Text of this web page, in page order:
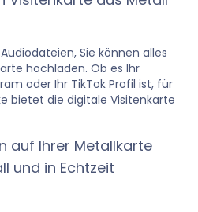
Sie können alles
hochladen. Ob es Ihr
oder Ihr TikTok Profil ist, für
bietet die digitale Visitenkarte
auf Ihrer Metallkarte
und in Echtzeit